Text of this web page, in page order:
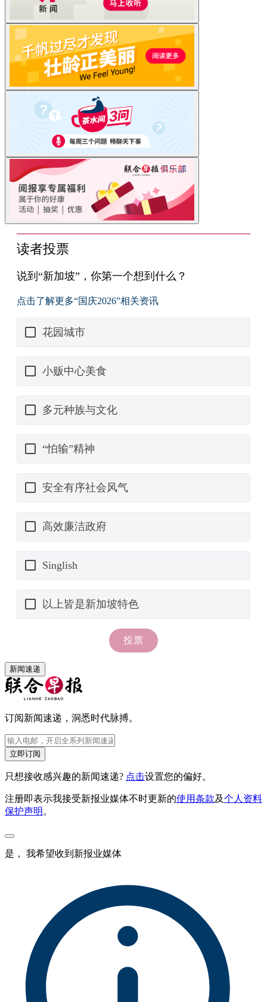
新闻速递
订阅新闻速递，洞悉时代脉搏。
立即订阅
只想接收感兴趣的新闻速递? 点击设置您的偏好。
注册即表示我接受新报业媒体不时更新的使用条款及个人资料
保护声明 。
是， 我希望收到新报业媒体